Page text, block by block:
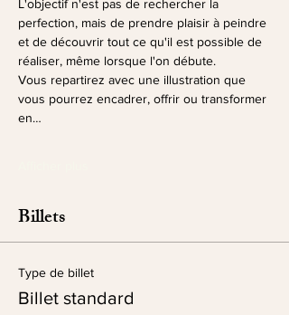
L'objectif n'est pas de rechercher la
perfection, mais de prendre plaisir à peindre
et de découvrir tout ce qu'il est possible de
réaliser, même lorsque l'on débute.
Vous repartirez avec une illustration que
vous pourrez encadrer, offrir ou transformer
en…
Billets
Type de billet
Billet standard